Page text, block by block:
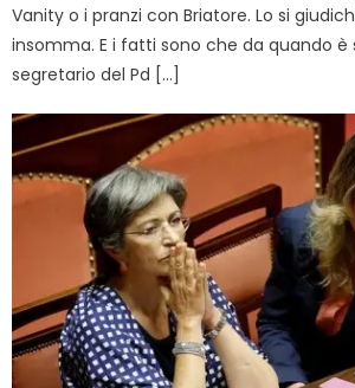
Vanity o i pranzi con Briatore. Lo si
insomma. E i fatti sono che da quando
segretario del Pd […]